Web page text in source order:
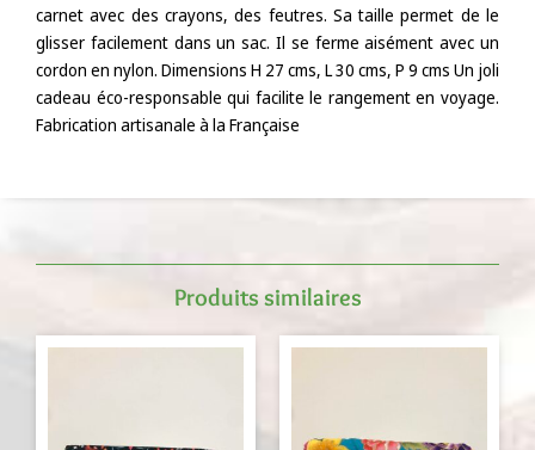
carnet avec des crayons, des feutres. Sa taille permet de le
glisser facilement dans un sac. Il se ferme aisément avec un
cordon en nylon. Dimensions H 27 cms, L 30 cms, P 9 cms Un joli
cadeau éco-responsable qui facilite le rangement en voyage.
Fabrication artisanale à la Française
Produits similaires